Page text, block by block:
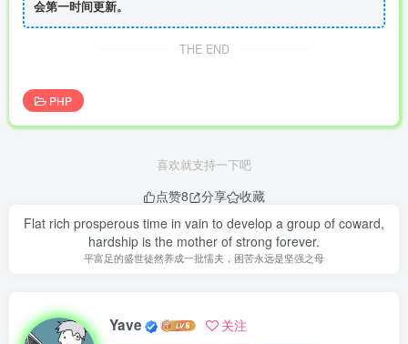
会第一时间更新。
THE END
PHP
喜欢就支持一下吧
点赞8 分享
收藏
Flat rich prosperous time in vain to develop a group of coward,
hardship is the mother of strong forever.
平富足的盛世徒然养成一批懦夫，困苦永远是坚强之母
Yave 关注